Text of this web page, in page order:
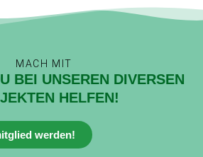
MACH MIT
BEI UNSEREN DIVERSEN
HELFEN!
werden!